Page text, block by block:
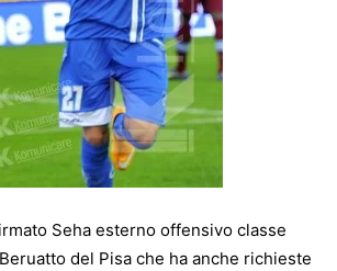
Seha esterno offensivo classe
del Pisa che ha anche richieste